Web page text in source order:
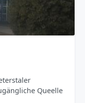
Queelle